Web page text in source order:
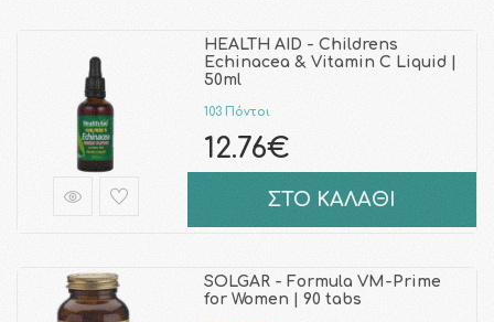
HEALTH AID - Childrens
Echinacea & Vitamin C Liquid |
50ml
103 Πόντοι
12.76€
ΣΤΟ ΚΑΛΑΘΙ
SOLGAR - Formula VM-Prime
for Women | 90 tabs